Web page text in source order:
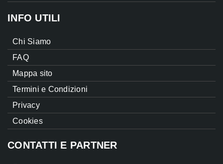
INFO UTILI
Chi Siamo
FAQ
Mappa sito
Termini e Condizioni
Privacy
Cookies
CONTATTI E PARTNER